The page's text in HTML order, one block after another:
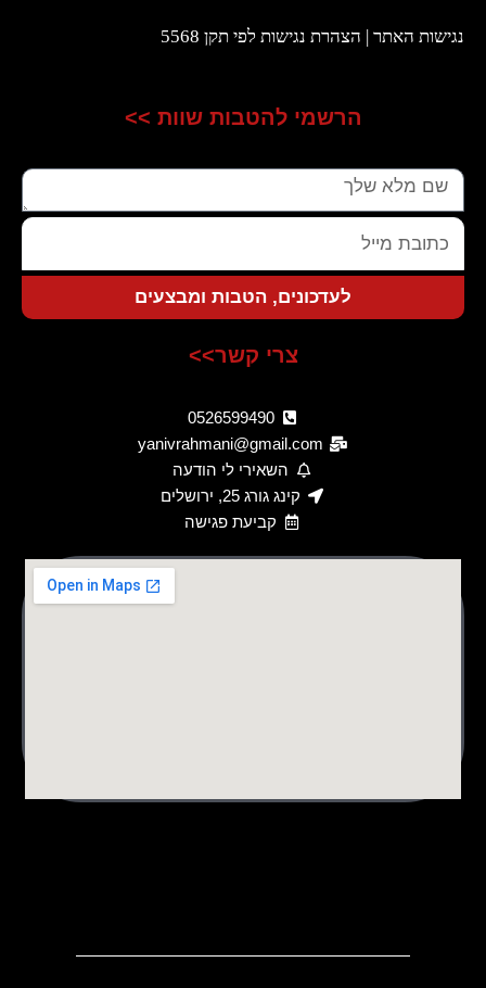
נגישות האתר | הצהרת נגישות לפי תקן 5568
הרשמי להטבות שוות >>
שם
כתובת
מייל
לעדכונים, הטבות ומבצעים
צרי קשר>>
0526599490
yanivrahmani@gmail.com
השאירי לי הודעה
קינג גורג 25, ירושלים
קביעת פגישה